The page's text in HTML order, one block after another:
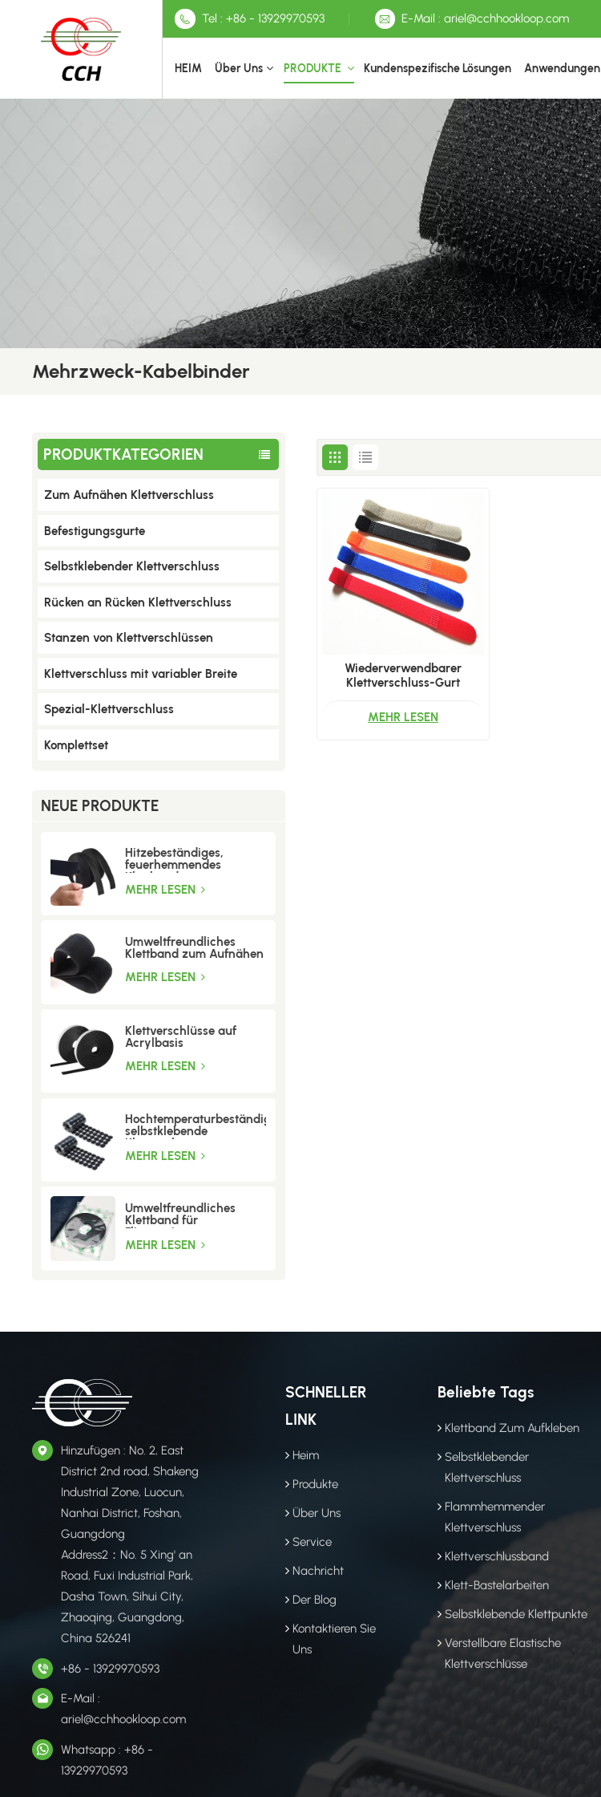
Tel : +86 - 13929970593 E-Mail : ariel@cchhookloop.com
HEIM Über Uns PRODUKTE Kundenspezifische Lösungen Anwendungen
Mehrzweck-Kabelbinder
PRODUKTKATEGORIEN
Zum Aufnähen Klettverschluss
Befestigungsgurte
Selbstklebender Klettverschluss
Rücken an Rücken Klettverschluss
Stanzen von Klettverschlüssen
Klettverschluss mit variabler Breite
Spezial-Klettverschluss
Komplettset
NEUE PRODUKTE
Hitzebeständiges,
feuerhemmendes
Klettband
MEHR LESEN
Umweltfreundliches
Klettband zum Aufnähen
MEHR LESEN
Klettverschlüsse auf
Acrylbasis
MEHR LESEN
Hochtemperaturbeständige
selbstklebende
Klettpunkte
MEHR LESEN
Umweltfreundliches
Klettband für
Fliegengitter
MEHR LESEN
Wiederverwendbarer
Klettverschluss-Gurt
MEHR LESEN
Hinzufügen : No. 2, East
District 2nd road, Shakeng
Industrial Zone, Luocun,
Nanhai District, Foshan,
Guangdong
Address2：No. 5 Xing' an
Road, Fuxi Industrial Park,
Dasha Town, Sihui City,
Zhaoqing, Guangdong,
China 526241
+86 - 13929970593
E-Mail :
ariel@cchhookloop.com
Whatsapp : +86 -
13929970593
SCHNELLER
LINK
Heim
Produkte
Über Uns
Service
Nachricht
Der Blog
Kontaktieren Sie
Uns
Beliebte Tags
Klettband Zum Aufkleben
Selbstklebender
Klettverschluss
Flammhemmender
Klettverschluss
Klettverschlussband
Klett-Bastelarbeiten
Selbstklebende Klettpunkte
Verstellbare Elastische
Klettverschlüsse